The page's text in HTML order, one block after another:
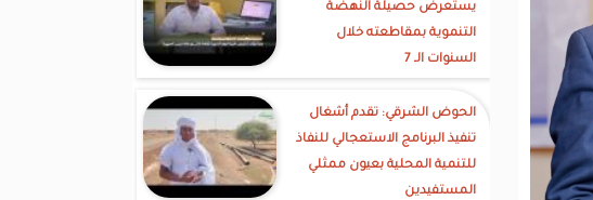
يستعرض حصيلة النهضة
التنموية بمقاطعته خلال
السنوات الـ 7
الحوض الشرقي: تقدم أشغال
تنفيذ البرنامج الاستعجالي للنفاذ
للتنمية المحلية بعيون ممثلي
المستفيدين